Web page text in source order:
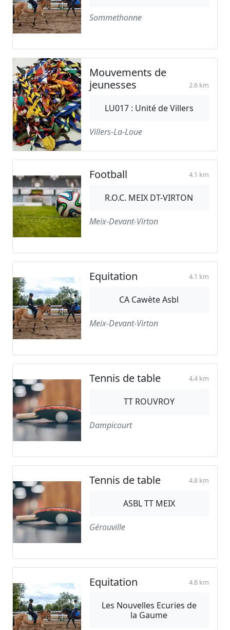
Sommethonne
Mouvements de
jeunesses
2.6 km
LU017 : Unité de Villers
Villers-La-Loue
Football 4.1 km
R.O.C. MEIX DT-VIRTON
Meix-Devant-Virton
Equitation 4.1 km
CA Cawète Asbl
Meix-Devant-Virton
Tennis de table 4.4 km
TT ROUVROY
Dampicourt
Tennis de table 4.8 km
ASBL TT MEIX
Gérouville
Equitation 4.8 km
Les Nouvelles Ecuries de
la Gaume